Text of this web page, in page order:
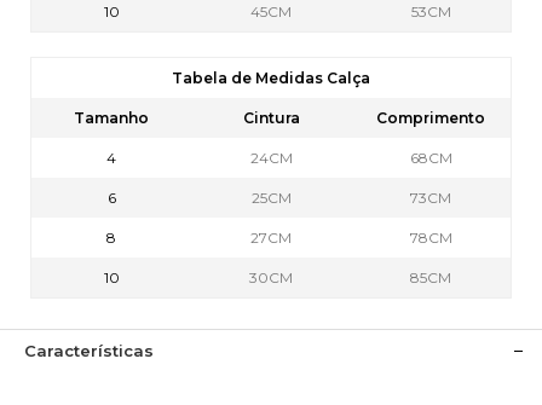
10 45CM 53CM
Tabela de Medidas Calça
Tamanho Cintura Comprimento
4 24CM 68CM
6 25CM 73CM
8 27CM 78CM
10 30CM 85CM
Características